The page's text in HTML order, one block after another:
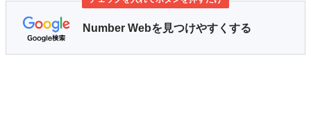
Number Webを見つけやすくする